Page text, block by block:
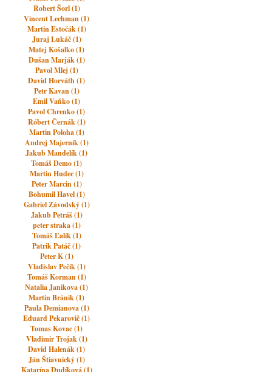
Robert Šorl (1)
Vincent Lechman (1)
Martin Estočák (1)
Juraj Lukáč (1)
Matej Košalko (1)
Dušan Marják (1)
Pavol Mlej (1)
David Horváth (1)
Petr Kavan (1)
Emil Vaňko (1)
Pavol Chrenko (1)
Róbert Černák (1)
Martin Poloha (1)
Andrej Majerník (1)
Jakub Mandelík (1)
Tomáš Demo (1)
Martin Hudec (1)
Peter Marcin (1)
Bohumil Havel (1)
Gabriel Závodský (1)
Jakub Petráš (1)
peter straka (1)
Tomáš Ľalík (1)
Patrik Patáč (1)
Peter K (1)
Vladislav Pečík (1)
Tomáš Korman (1)
Natalia Janikova (1)
Martin Bránik (1)
Paula Demianova (1)
Eduard Pekarovič (1)
Tomas Kovac (1)
Vladimir Trojak (1)
David Halenák (1)
Ján Štiavnický (1)
Katarína Dudíková (1)